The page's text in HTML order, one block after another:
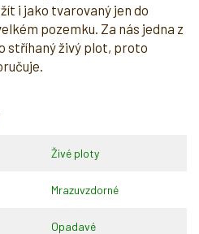
i jako tvarovaný jen do
pozemku. Za nás jedna z
stříhaný živý plot, proto
Živé ploty
Mrazuvzdorné
Opadavé